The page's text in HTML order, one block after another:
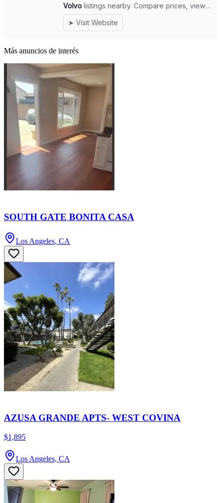
Más anuncios de interés
SOUTH GATE BONITA CASA
Los Angeles, CA
AZUSA GRANDE APTS- WEST COVINA
$1,895
Los Angeles, CA